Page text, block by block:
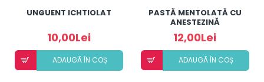
UNGUENT ICHTIOLAT
10,00Lei
ADAUGÃ ÎN COȘ
PASTĂ MENTOLATĂ CU
ANESTEZINĂ
12,00Lei
ADAUGÃ ÎN COȘ